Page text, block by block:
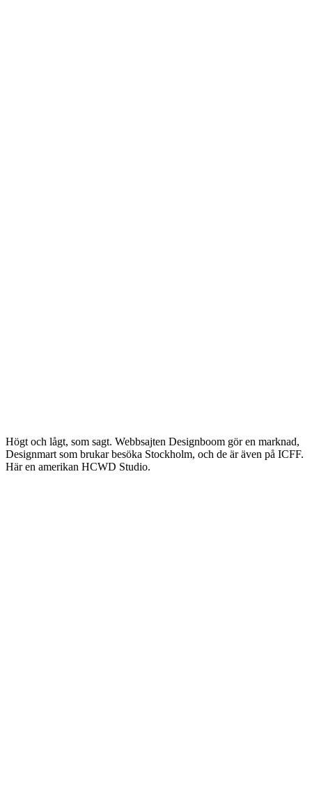
Högt och lågt, som sagt. Webbsajten Designboom gör en marknad,
Designmart som brukar besöka Stockholm, och de är även på ICFF.
Här en amerikan HCWD Studio.